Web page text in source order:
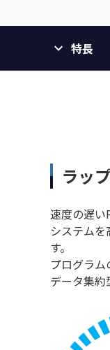
特長
ラッ
速度の遅い
システム
す。
プログラ
データ集